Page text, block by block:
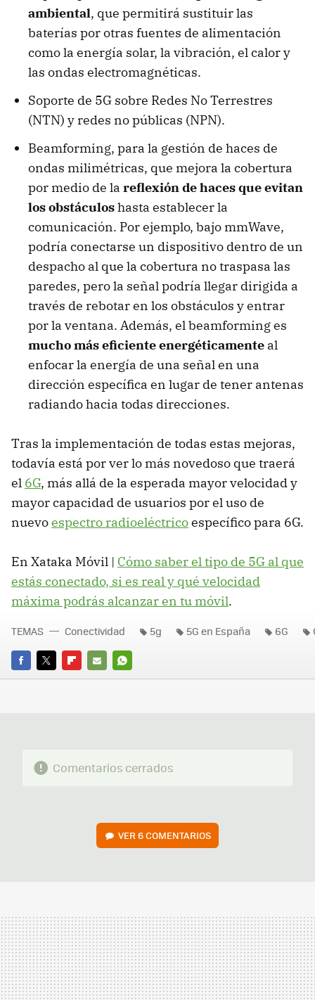
ambiental, que permitirá sustituir las
baterías por otras fuentes de alimentación
como la energía solar, la vibración, el calor y
las ondas electromagnéticas.
Soporte de 5G sobre Redes No Terrestres
(NTN) y redes no públicas (NPN).
Beamforming, para la gestión de haces de
ondas milimétricas, que mejora la cobertura
por medio de la reflexión de haces que evitan
los obstáculoshasta establecer la
comunicación. Por ejemplo, bajo mmWave,
podría conectarse un dispositivo dentro de un
despacho al que la cobertura no traspasa las
paredes, pero la señal podría llegar dirigida a
través de rebotar en los obstáculos y entrar
por la ventana. Además, el beamforming es
mucho más eficiente energéticamente al
enfocar la energía de una señal en una
dirección específica en lugar de tener antenas
radiando hacia todas direcciones.
Tras la implementación de todas estas mejoras,
todavía está por ver lo más novedoso que traerá
el 6G, más allá de la esperada mayor velocidad y
mayor capacidad de usuarios por el uso de
nuevoespectro radioeléctricoespecífico para 6G.
En Xataka Móvil | Cómo saber el tipo de 5G al que
estás conectado, si es real y qué velocidad
máxima podrás alcanzar en tu móvil.
FACEBOOK
TWITTERFLIPBOARD
E-
WHATSAPP
TEMAS Conectividad 5g 5G en España 6G
Comentarios cerrados
VER6 COMENTARIOS